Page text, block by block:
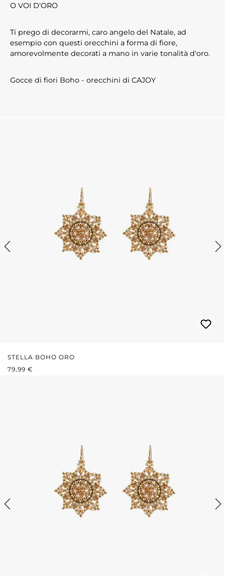
O VOI D'ORO
Ti prego di decorarmi, caro angelo del Natale, ad
esempio con questi orecchini a forma di fiore,
amorevolmente decorati a mano in varie tonalità d'oro.
Gocce di fiori Boho - orecchini di CAJOY
STELLA BOHO ORO
PREZZO NORMALE:
79,99 €